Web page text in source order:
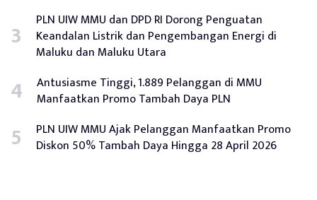
PLN UIW MMU dan DPD RI Dorong Penguatan
Keandalan Listrik dan Pengembangan Energi di
Maluku dan Maluku Utara
Antusiasme Tinggi, 1.889 Pelanggan di MMU
Manfaatkan Promo Tambah Daya PLN
PLN UIW MMU Ajak Pelanggan Manfaatkan Promo
Diskon 50% Tambah Daya Hingga 28 April 2026